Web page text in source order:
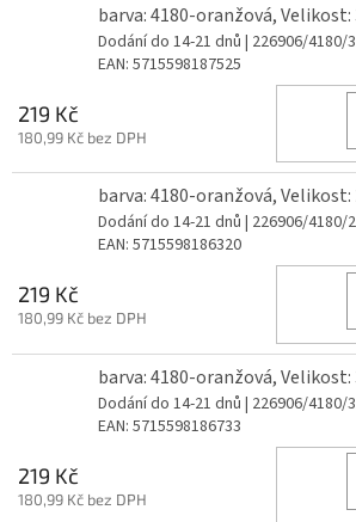
barva: 4180-oranžová, Velikost:
Dodání do 14-21 dnů | 226906/4180/
EAN: 5715598187525
219 Kč
180,99 Kč bez DPH
barva: 4180-oranžová, Velikost:
Dodání do 14-21 dnů | 226906/4180/
EAN: 5715598186320
219 Kč
180,99 Kč bez DPH
barva: 4180-oranžová, Velikost:
Dodání do 14-21 dnů | 226906/4180/
EAN: 5715598186733
219 Kč
180,99 Kč bez DPH